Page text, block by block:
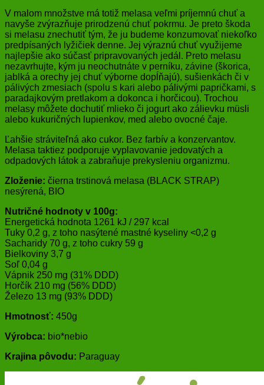
V malom množstve má totiž melasa veľmi príjemnú chuť a
navyše zvýrazňuje prirodzenú chuť pokrmu. Je preto škoda
si melasu znechutiť tým, že ju budeme konzumovať niekoľko
predpísaných lyžičiek denne. Jej výraznú chuť využijeme
najlepšie ako súčasť pripravovaných jedál. Preto melasu
nezavrhujte, kým ju neochutnáte v perníku, závine (škorica,
jablká a orechy jej chuť výborne dopĺňajú), sušienkách či v
pálivých zmesiach (spolu s kari alebo pálivými papričkami, s
paradajkovým pretlakom a dokonca i horčicou). Trochou
melasy môžete dochutiť mlieko či jogurt ako zálievku müsli
alebo kukuričných lupienkov, med alebo ovocné čaje.
Ľahšie stráviteľná ako cukor. Bez farbív a konzervantov.
Melasa taktiez podporuje vyplavovanie jedovatých a
odpadových látok a zabraňuje prekysleniu organizmu.
Zloženie: čierna trstinová melasa (BLACK STRAP)
nesýrená, BIO
Nutričné hodnoty v 100g:
Energetická hodnota 1261 kJ / 297 kcal
Tuky 0,2 g, z toho nasýtené mastné kyseliny <0,2 g
Sacharidy 70 g, z toho cukry 59 g
Bielkoviny 3,7 g
Soľ 0,04 g
Vápnik 250 mg (31% DDD)
Horčík 210 mg (56% DDD)
Železo 13 mg (93% DDD)
Hmotnosť: 450g
Výrobca: bio*nebio
Krajina pôvodu: Paraguay